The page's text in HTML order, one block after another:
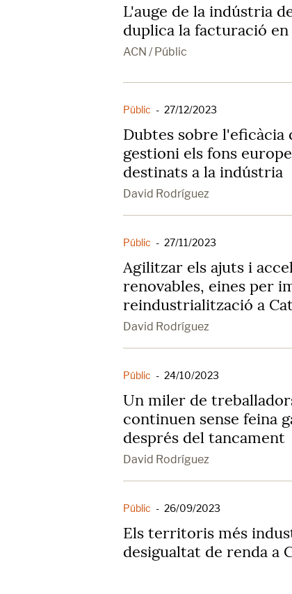
L'auge de la indústria
duplica la facturació
ACN / Públic
Públic - 27/12/2023
Dubtes sobre l'eficàcia
gestioni els fons
destinats a la indústria
David Rodríguez
Públic - 27/11/2023
Agilitzar els ajuts i
renovables, eines per
reindustrialització a
David Rodríguez
Públic - 24/10/2023
Un miler de
continuen sense feina
després del tancament
David Rodríguez
Públic - 26/09/2023
Els territoris més
desigualtat de renda a